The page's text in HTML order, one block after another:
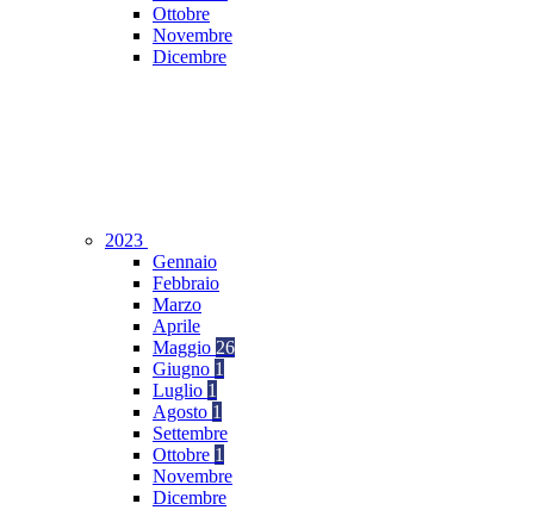
Ottobre
Novembre
Dicembre
2023
Gennaio
Febbraio
Marzo
Aprile
Maggio 26
Giugno 1
Luglio 1
Agosto 1
Settembre
Ottobre 1
Novembre
Dicembre